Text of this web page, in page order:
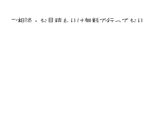
ご相談・お見積もりは無料で行っており